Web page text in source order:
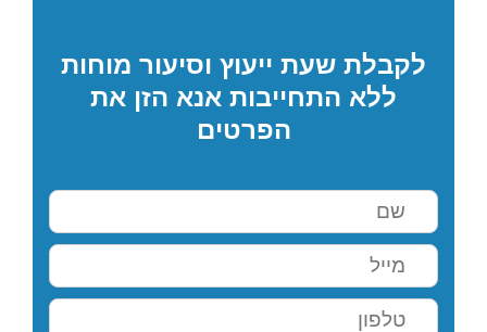
לקבלת שעת ייעוץ וסיעור מוחות
ללא התחייבות אנא הזן את
הפרטים